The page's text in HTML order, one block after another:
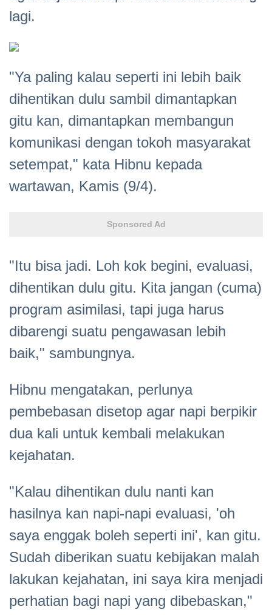
lagi.
"Ya paling kalau seperti ini lebih baik
dihentikan dulu sambil dimantapkan
gitu kan, dimantapkan membangun
komunikasi dengan tokoh masyarakat
setempat," kata Hibnu kepada
wartawan, Kamis (9/4).
Sponsored Ad
"Itu bisa jadi. Loh kok begini, evaluasi,
dihentikan dulu gitu. Kita jangan (cuma)
program asimilasi, tapi juga harus
dibarengi suatu pengawasan lebih
baik," sambungnya.
Hibnu mengatakan, perlunya
pembebasan disetop agar napi berpikir
dua kali untuk kembali melakukan
kejahatan.
"Kalau dihentikan dulu nanti kan
hasilnya kan napi-napi evaluasi, 'oh
saya enggak boleh seperti ini', kan gitu.
Sudah diberikan suatu kebijakan malah
lakukan kejahatan, ini saya kira menjadi
perhatian bagi napi yang dibebaskan,"